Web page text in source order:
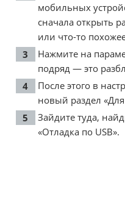
мобильных
сначала открыть
или что-то
Нажмите на
подряд — это
После этого в
новый раздел
Зайдите туда,
«Отладка по USB».